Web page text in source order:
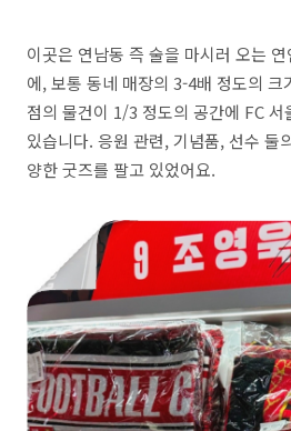
이곳은 연남동 즉 술을 마시러 오는
에, 보통 동네 매장의 3-4배 정도의
점의 물건이 1/3 정도의 공간에 FC
있습니다. 응원 관련, 기념품, 선수 둘
양한 굿즈를 팔고 있었어요.